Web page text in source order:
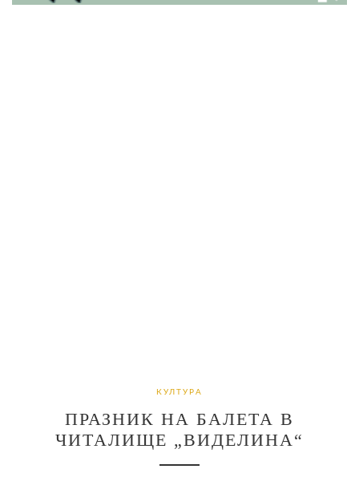
КУЛТУРА
ПРАЗНИК НА БАЛЕТА В
ЧИТАЛИЩЕ „ВИДЕЛИНА“